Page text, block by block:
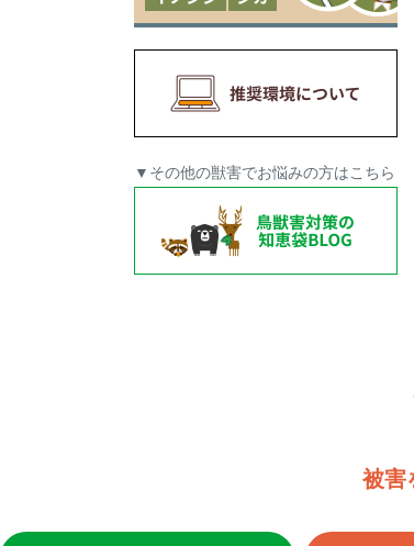
▼その他の獣害でお悩みの方はこちら
被害